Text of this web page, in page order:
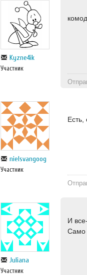
Kyzne4ik
Участник
nielsvangoog
Участник
Есть,
Juliana
Участник
И
Само